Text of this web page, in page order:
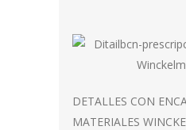
DETALLES CON
MATERIALES